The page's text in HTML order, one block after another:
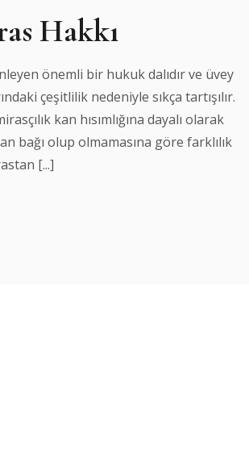
Hakkı
önemli bir hukuk dalıdır ve üvey
çeşitlilik nedeniyle sıkça tartışılır.
kan hısımlığına dayalı olarak
bağı olup olmamasına göre farklılık
[...]